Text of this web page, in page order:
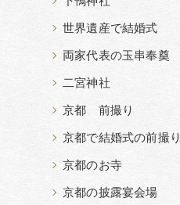
世界遺産で結婚式
両家代表の玉串奉奠
二宮神社
京都 前撮り
京都で結婚式の前撮り
京都のお寺
京都の披露宴会場